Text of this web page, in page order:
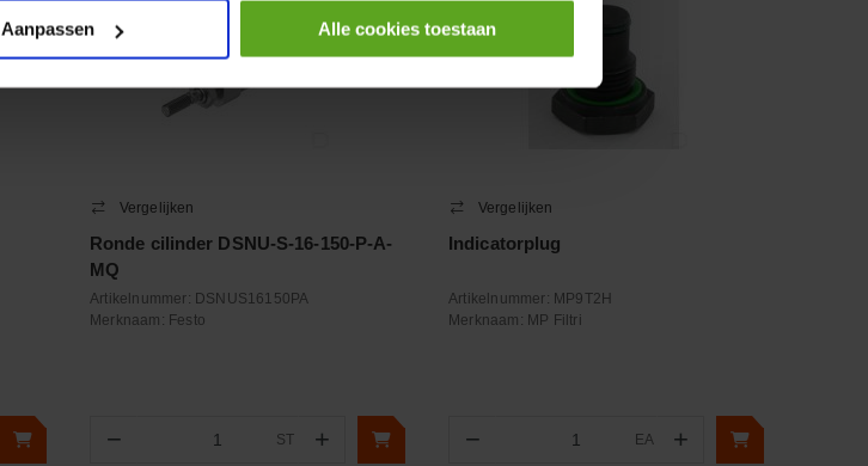
Aanpassen Alle cookies toestaan
Vergelijken
Ronde cilinder DSNU-S-16-150-P-A-
MQ
Artikelnummer: DSNUS16150PA
Merknaam: Festo
− ST +
Vergelijken
Indicatorplug
Artikelnummer: MP9T2H
Merknaam: MP Filtri
− EA +